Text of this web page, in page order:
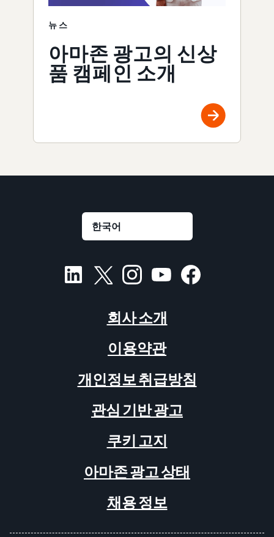
뉴스
아마존 광고의 신상
품 캠페인 소개
회사 소개
이용약관
개인정보 취급방침
관심 기반 광고
쿠키 고지
아마존 광고 상태
채용 정보